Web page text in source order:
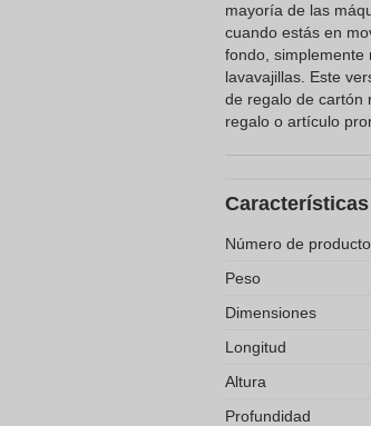
mayoría de las
cuando estás en
fondo, simplemente
lavavajillas. Este
de regalo de cartón
regalo o artículo
Características
Número de producto
Peso
Dimensiones
Longitud
Altura
Profundidad